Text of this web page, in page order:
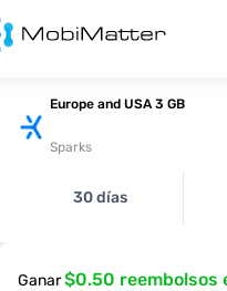
Europe and USA 3 GB
Sparks
30 días
Ganar$0.50 reembolsos